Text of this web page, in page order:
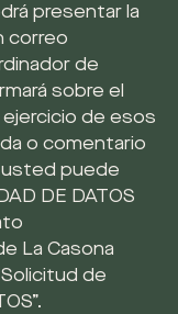
presentar la
correo
de
sobre el
de esos
o comentario
puede
DE DATOS
La Casona
de